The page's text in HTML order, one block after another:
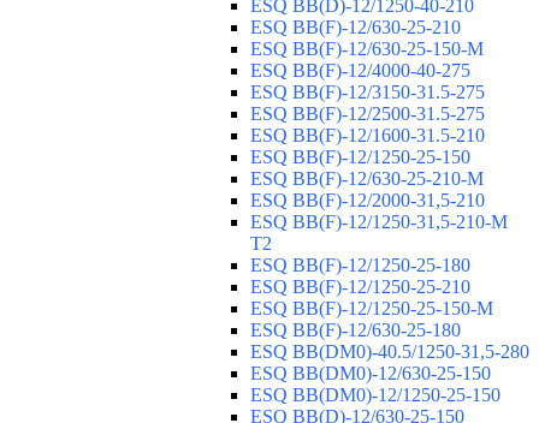
ESQ BB(D)-12/1250-40-210
ESQ ВВ(F)-12/630-25-210
ESQ ВВ(F)-12/630-25-150-М
ESQ ВВ(F)-12/4000-40-275
ESQ ВВ(F)-12/3150-31.5-275
ESQ ВВ(F)-12/2500-31.5-275
ESQ ВВ(F)-12/1600-31.5-210
ESQ ВВ(F)-12/1250-25-150
ESQ BB(F)-12/630-25-210-М
ESQ BB(F)-12/2000-31,5-210
ESQ BB(F)-12/1250-31,5-210-М
T2
ESQ BB(F)-12/1250-25-180
ESQ ВВ(F)-12/1250-25-210
ESQ ВВ(F)-12/1250-25-150-М
ESQ BB(F)-12/630-25-180
ESQ ВВ(DM0)-40.5/1250-31,5-280
ESQ ВВ(DM0)-12/630-25-150
ESQ ВВ(DM0)-12/1250-25-150
ESQ BB(D)-12/630-25-150